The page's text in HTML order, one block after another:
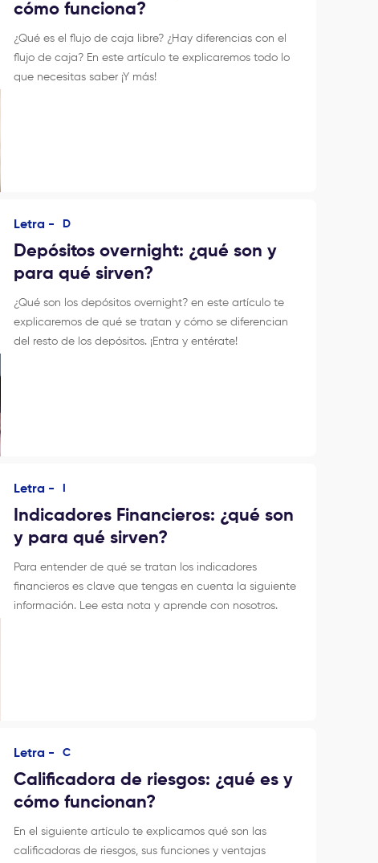
cómo funciona?
¿Qué es el flujo de caja libre? ¿Hay diferencias con el
flujo de caja? En este artículo te explicaremos todo lo
que necesitas saber ¡Y más!
Letra - D
Depósitos overnight: ¿qué son y
para qué sirven?
¿Qué son los depósitos overnight? en este artículo te
explicaremos de qué se tratan y cómo se diferencian
del resto de los depósitos. ¡Entra y entérate!
Letra -
Indicadores Financieros: ¿qué son
y para qué sirven?
Para entender de qué se tratan los indicadores
financieros es clave que tengas en cuenta la siguiente
información. Lee esta nota y aprende con nosotros.
Letra - C
Calificadora de riesgos: ¿qué es y
cómo funcionan?
En el siguiente artículo te explicamos qué son las
calificadoras de riesgos, sus funciones y ventajas